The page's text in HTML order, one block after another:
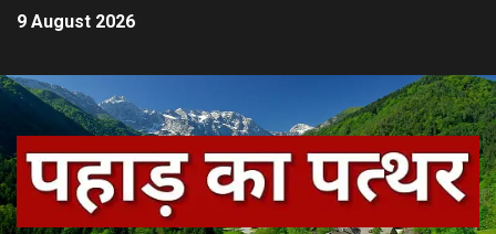
9 August 2026